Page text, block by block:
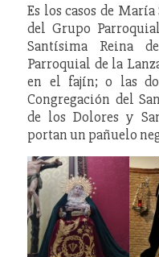
Es los casos de
del Grupo
Santísima Reina
Parroquial de la
en el fajín; o las
Congregación del
de los Dolores y
portan un pañuelo